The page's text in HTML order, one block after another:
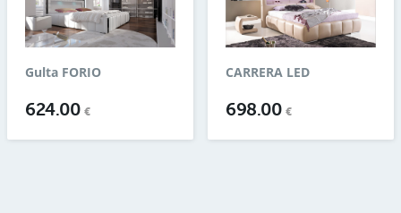
Gulta FORIO
624.00€
CARRERA LED
698.00€